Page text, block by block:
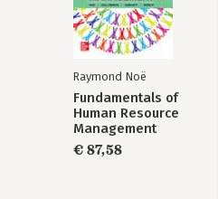
Raymond Noë
Fundamentals of
Human Resource
Management
€ 87,58